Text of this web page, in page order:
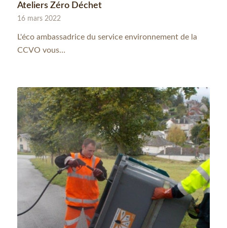
Ateliers Zéro Déchet
16 mars 2022
L'éco ambassadrice du service environnement de la
CCVO vous…